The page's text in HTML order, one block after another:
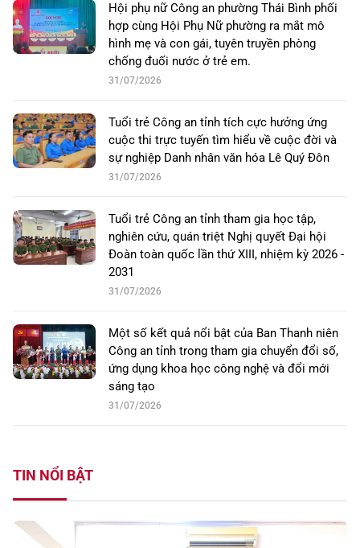
Hội phụ nữ Công an phường Thái Bình phối
hợp cùng Hội Phụ Nữ phường ra mắt mô
hình mẹ và con gái, tuyên truyền phòng
chống đuối nước ở trẻ em.
31/07/2026
Tuổi trẻ Công an tỉnh tích cực hưởng ứng
cuộc thi trực tuyến tìm hiểu về cuộc đời và
sự nghiệp Danh nhân văn hóa Lê Quý Đôn
31/07/2026
Tuổi trẻ Công an tỉnh tham gia học tập,
nghiên cứu, quán triệt Nghị quyết Đại hội
Đoàn toàn quốc lần thứ XIII, nhiệm kỳ 2026 -
2031
31/07/2026
Một số kết quả nổi bật của Ban Thanh niên
Công an tỉnh trong tham gia chuyển đổi số,
ứng dụng khoa học công nghệ và đổi mới
sáng tạo
31/07/2026
TIN NỔI BẬT